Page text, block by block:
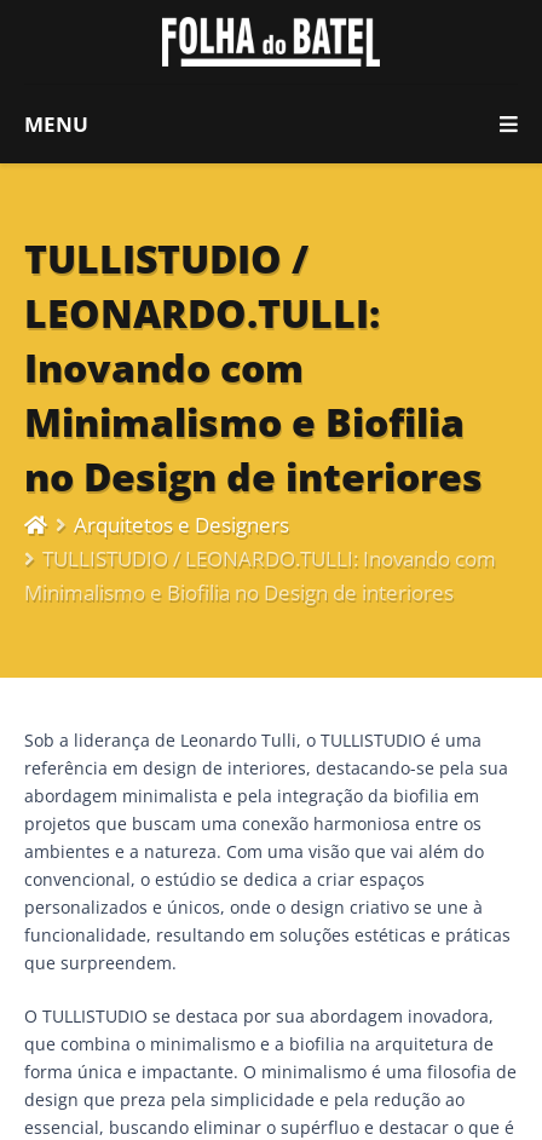
MENU
TULLISTUDIO /
LEONARDO.TULLI:
Inovando com
Minimalismo e Biofilia
no Design de interiores
Arquitetos e Designers
TULLISTUDIO / LEONARDO.TULLI: Inovando com
Minimalismo e Biofilia no Design de interiores
Sob a liderança de Leonardo Tulli, o TULLISTUDIO é uma
referência em design de interiores, destacando-se pela sua
abordagem minimalista e pela integração da biofilia em
projetos que buscam uma conexão harmoniosa entre os
ambientes e a natureza. Com uma visão que vai além do
convencional, o estúdio se dedica a criar espaços
personalizados e únicos, onde o design criativo se une à
funcionalidade, resultando em soluções estéticas e práticas
que surpreendem.
O TULLISTUDIO se destaca por sua abordagem inovadora,
que combina o minimalismo e a biofilia na arquitetura de
forma única e impactante. O minimalismo é uma filosofia de
design que preza pela simplicidade e pela redução ao
essencial, buscando eliminar o supérfluo e destacar o que é